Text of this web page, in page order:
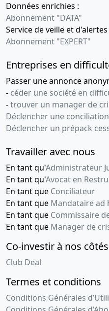
Données enrichies :
Abonnement "DATA"
Service de veille et d'alertes
Abonnement "EXPERT"
Entreprises en
Passer une annonce
- céder une société en
-trouver un manager de
Déclencher une conciliation
Déclencher un prépack
Travailler avec nous
En tant qu'Administrateur
En tant qu'Avocat en
En tant que Conciliateur
En tant que Mandataire ad
En tant que Commissaire
En tant que Manager de
Co-investir à nos côtés
Club Deal
Termes et conditions
Conditions Générales